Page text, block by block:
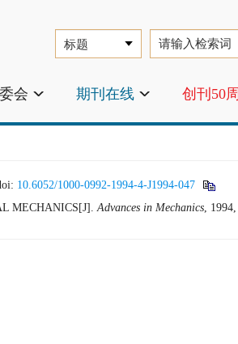
会 期刊在线 创刊50
10.6052/1000-0992-1994-4-J1994-047
MECHANICS[J].Advances in Mechanics,